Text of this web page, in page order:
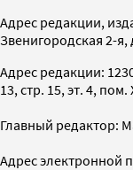
Адрес редакции,
Звенигородская 2-я,
Адрес редакции:
13, стр. 15, эт. 4, пом.
Главный редактор:
Адрес электронной